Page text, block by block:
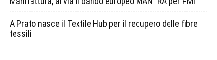
A Prato nasce il Textile Hub per il recupero delle fibre
tessili